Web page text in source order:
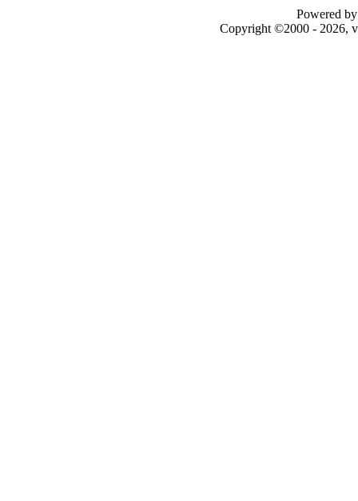
Powered
Copyright ©2000 - 2026,